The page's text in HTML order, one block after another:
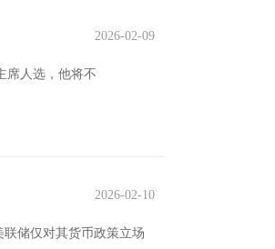
2026-02-09
席人选，他将不
2026-02-10
储仅对其货币政策立场